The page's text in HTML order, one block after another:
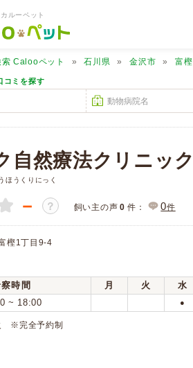
ルーペット
索 Calooペット 石川県 金沢市 富樫
コミを探す
自然療法クリニック
ほうくりにっく
－ ？ 飼い主の声 0 件： 0件
樫1丁目9-4
時間 月 火 水
~ 18:00
●
※完全予約制